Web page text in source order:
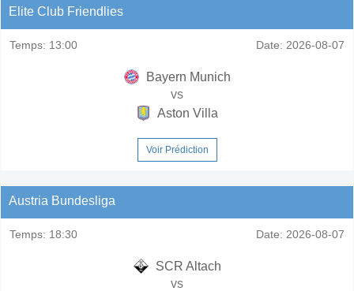
Elite Club Friendlies
Temps: 13:00 Date: 2026-08-07
Bayern Munich
vs
Aston Villa
Voir Prédiction
Austria Bundesliga
Temps: 18:30 Date: 2026-08-07
SCR Altach
vs